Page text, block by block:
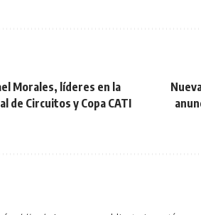
Morales, líderes en la
de Circuitos y Copa CATI